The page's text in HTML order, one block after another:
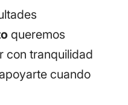
queremos
con tranquilidad
cuando